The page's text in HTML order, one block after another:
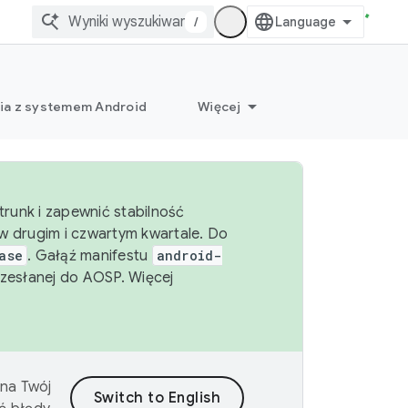
/
z systemem Android Więcej
i zapewnić stabilność
drugim i czwartym kwartale. Do
. Gałąź manifestu
android-
do AOSP. Więcej
Twój